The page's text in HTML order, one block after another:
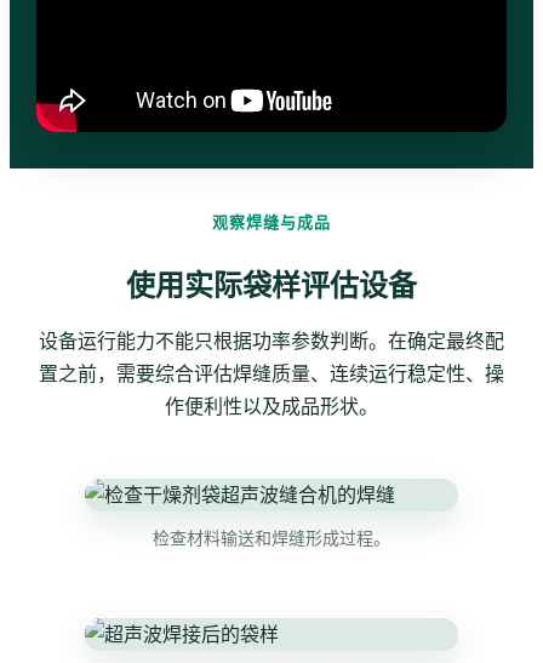
观察焊缝与成品
使用实际袋样评估设备
设备运行能力不能只根据功率参数判断。在确定最终配
置之前，需要综合评估焊缝质量、连续运行稳定性、操
作便利性以及成品形状。
检查材料输送和焊缝形成过程。